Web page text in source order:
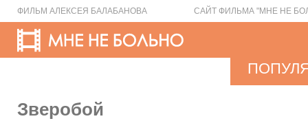
ФИЛЬМ АЛЕКСЕЯ БАЛАБАНОВА САЙТ ФИЛЬМА "МНЕ НЕ
Зверобой